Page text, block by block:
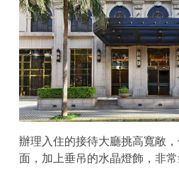
辦理入住的接待大廳挑高寬敞
面，加上垂吊的水晶燈飾，非常